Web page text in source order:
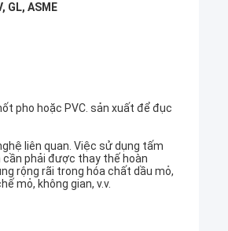
GL, ASME
pho hoặc PVC. sản xuất để đục
liên quan. Việc sử dụng tấm
phải được thay thế hoàn
rộng rãi trong hóa chất dầu mỏ,
mỏ, không gian, v.v.